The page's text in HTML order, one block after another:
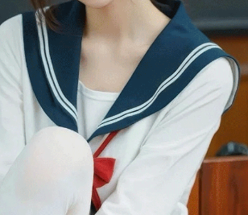
香港 台湾 美国 韩国 日本